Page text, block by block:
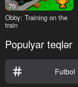
70
Obby: Training on the
train
Populyar teqlər
Futbol